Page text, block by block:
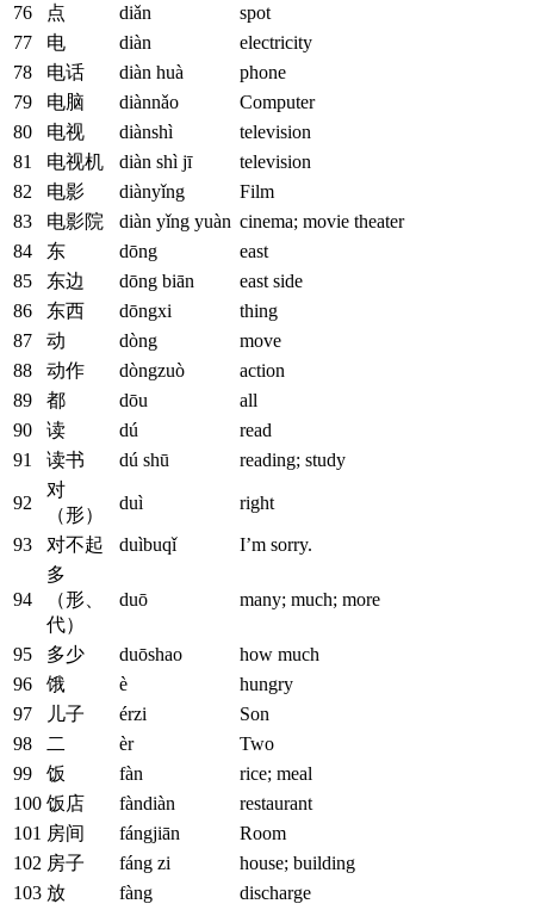
76
点 diǎn
spot
77
电 diàn
electricity
78
电话 diàn huà
phone
79
电脑 diànnǎo
Computer
80
电视 diànshì
television
81
电视机 diàn shì jī
television
82
电影 diànyǐng
Film
83
电影院 diàn yǐng yuàn cinema; movie theater
84
东 dōng
east
85
东边 dōng biān
east side
86
东西 dōngxi
thing
87
动 dòng
move
88
动作 dòngzuò
action
89
都 dōu
all
90
读 dú
read
91
读书 dú shū reading; study
92
对
（形）
duì right
93 对不起 duìbuqǐ I’m sorry.
94
多
（形、
代）
duō many; much; more
95 多少 duōshao
how much
96
饿 è
hungry
97
儿子 érzi
Son
98
二 èr
Two
99
饭 fàn
rice; meal
100 饭店 fàndiàn
restaurant
101 房间 fángjiān
Room
102 房子 fáng zi
house; building
103 放 fàng
discharge